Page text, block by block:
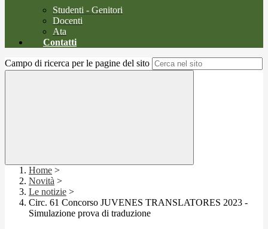
Studenti - Genitori
Docenti
Ata
Contatti
Campo di ricerca per le pagine del sito
Home >
Novità >
Le notizie >
Circ. 61 Concorso JUVENES TRANSLATORES 2023 -
Simulazione prova di traduzione